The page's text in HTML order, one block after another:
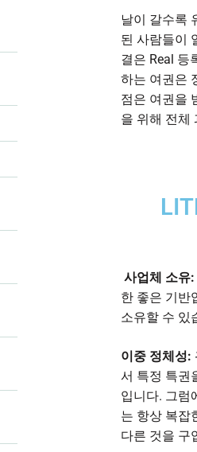
날이 갈수록
된 사람들이
결은 Real 등
하는 여권은
점은 여권을
을 위해 전체
사업체 소유:
한 좋은 기반
소유할 수 있
이중 정체성:
서 특정 특권
입니다. 그럼
는 항상 복잡
다른 것을 구